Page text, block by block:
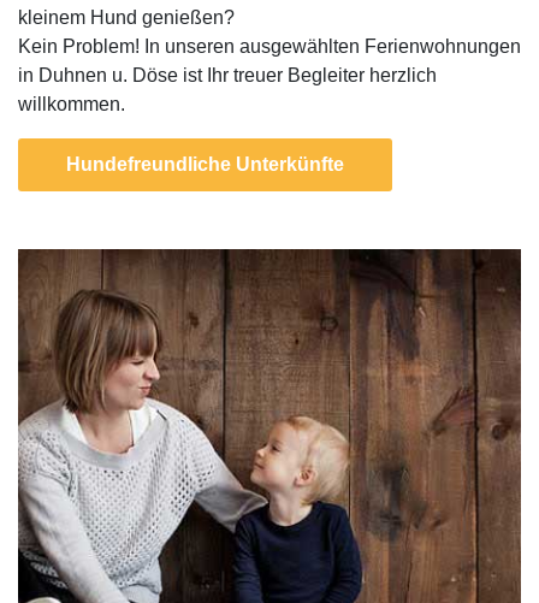
kleinem Hund genießen?
Kein Problem! In unseren ausgewählten Ferienwohnungen
in Duhnen u. Döse ist Ihr treuer Begleiter herzlich
willkommen.
Hundefreundliche Unterkünfte